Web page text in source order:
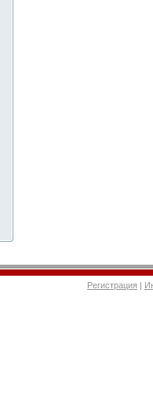
Регистрация |